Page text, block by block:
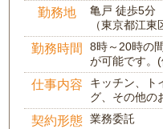
勤務地
亀戸 徒歩5分
（東京都江東
勤務時間
8時～20時の
が可能です。
仕事内容
キッチン、ト
グ、その他の
契約形態 業務委託